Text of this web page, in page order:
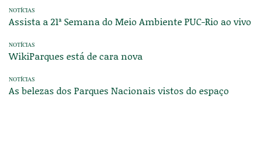
NOTÍCIAS
Assista a 21ª Semana do Meio Ambiente PUC-Rio ao vivo
NOTÍCIAS
WikiParques está de cara nova
NOTÍCIAS
As belezas dos Parques Nacionais vistos do espaço